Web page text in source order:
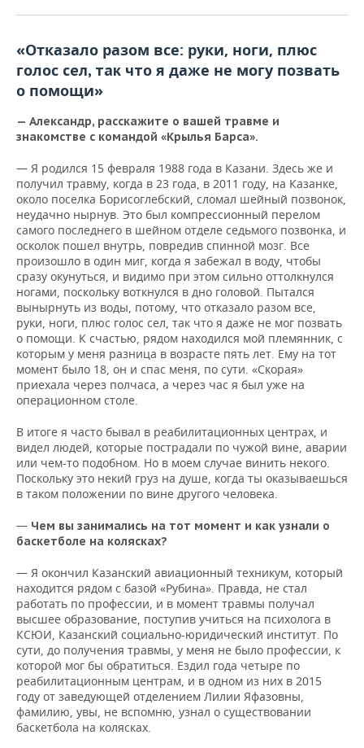
ХОККЕЙ С МЯЧОМ
ПРОИСШЕСТВИЯ
«Отказало разом все: руки, ноги, плюс
голос сел, так что я даже не могу позвать
о помощи»
— Александр, расскажите о вашей травме и
знакомстве с командой «Крылья Барса».
— Я родился 15 февраля 1988 года в Казани. Здесь же и
получил травму, когда в 23 года, в 2011 году, на Казанке,
около поселка Борисоглебский, сломал шейный позвонок,
неудачно нырнув. Это был компрессионный перелом
самого последнего в шейном отделе седьмого позвонка, и
осколок пошел внутрь, повредив спинной мозг. Все
произошло в один миг, когда я забежал в воду, чтобы
сразу окунуться, и видимо при этом сильно оттолкнулся
ногами, поскольку воткнулся в дно головой. Пытался
вынырнуть из воды, потому, что отказало разом все,
руки, ноги, плюс голос сел, так что я даже не мог позвать
о помощи. К счастью, рядом находился мой племянник, с
которым у меня разница в возрасте пять лет. Ему на тот
момент было 18, он и спас меня, по сути. «Скорая»
приехала через полчаса, а через час я был уже на
операционном столе.
В итоге я часто бывал в реабилитационных центрах, и
видел людей, которые пострадали по чужой вине, аварии
или чем-то подобном. Но в моем случае винить некого.
Поскольку это некий груз на душе, когда ты оказываешься
в таком положении по вине другого человека.
— Чем вы занимались на тот момент и как узнали о
баскетболе на колясках?
— Я окончил Казанский авиационный техникум, который
находится рядом с базой «Рубина». Правда, не стал
работать по профессии, и в момент травмы получал
высшее образование, поступив учиться на психолога в
КСЮИ, Казанский социально-юридический институт. По
сути, до получения травмы, у меня не было профессии, к
которой мог бы обратиться. Ездил года четыре по
реабилитационным центрам, и в одном из них в 2015
году от заведующей отделением Лилии Яфазовны,
фамилию, увы, не вспомню, узнал о существовании
баскетбола на колясках.